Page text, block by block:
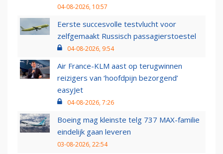
04-08-2026, 10:57
Eerste succesvolle testvlucht voor
zelfgemaakt Russisch passagierstoestel
04-08-2026, 9:54
Air France-KLM aast op terugwinnen
reizigers van ‘hoofdpijn bezorgend’
easyJet
04-08-2026, 7:26
Boeing mag kleinste telg 737 MAX-familie
eindelijk gaan leveren
03-08-2026, 22:54